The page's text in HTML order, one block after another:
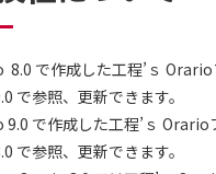
8.0 で作成した工程’ｓ
で参照、更新できます。
9.0 で作成した工程’ｓ Orario
で参照、更新できます。